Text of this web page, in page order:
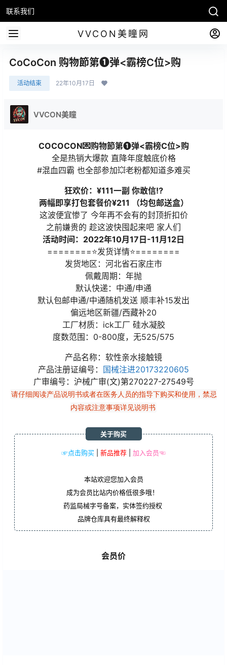
联系我们
VVCON美瞳网
CoCoCon 购物節第❶弹<霸榜C位>购
活动结束 22年10月17日
VVCON美瞳
COCOCON💌购物節第❶弹<霸榜C位>购
全是热销大爆款 直降年度触底价格
#混血四霸 也全部参加💥老粉都知道多难买
狂欢价：¥111一副 你敢信⁉️
两幅即享打包套餐价¥211 （均包邮送盒）
这波便宜惨了 今年再不会有的封顶折扣价
之前嫌贵的 趁这波快囤起来吧 家人们
活动时间：2022年10月17日-11月12日
========⭐发货详情⭐========
发货地区：河北省石家庄市
佩戴周期：年抛
默认快递：中通/申通
默认包邮申通/中通随机发送 顺丰补15发出
偏远地区新疆/西藏补20
工厂材质：ick工厂 硅水凝胶
度数范围：0-800度，无525/575
产品名称：软性亲水接触镜
产品注册证编号： 国械注进20173220605
广审编号：沪械广审(文)第270227-27549号
请仔细阅读产品说明书或者在医务人员的指导下购买和使用，禁忌
内容或注意事项详见说明书
☞点击购买 新品推荐 加入会员☜
关于购买
本站欢迎您加入会员
成为会员比站内价格低很多哦！
药监局械字号备案，实体签约授权
品牌仓库具有最终解释权
会员价